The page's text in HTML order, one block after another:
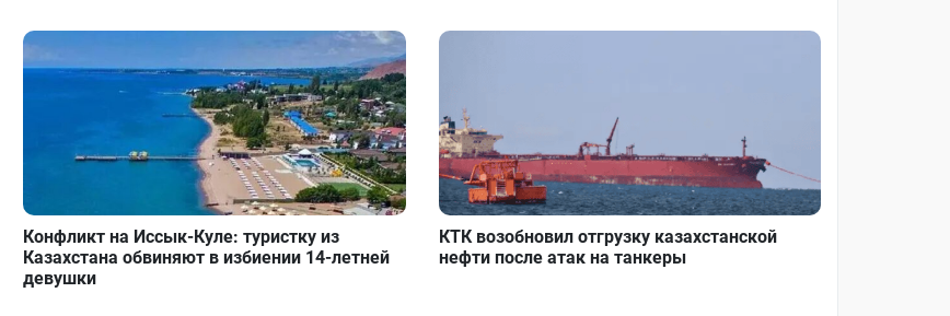
Конфликт на Иссык-Куле: туристку из
Казахстана обвиняют в избиении 14-летней
девушки
КТК возобновил отгрузку казахстанской
нефти после атак на танкеры